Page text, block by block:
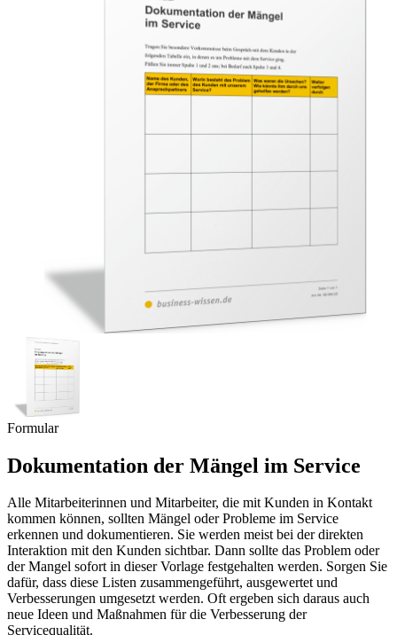
Formular
Dokumentation der Mängel im Service
Alle Mitarbeiterinnen und Mitarbeiter, die mit Kunden in Kontakt
kommen können, sollten Mängel oder Probleme im Service
erkennen und dokumentieren. Sie werden meist bei der direkten
Interaktion mit den Kunden sichtbar. Dann sollte das Problem oder
der Mangel sofort in dieser Vorlage festgehalten werden. Sorgen Sie
dafür, dass diese Listen zusammengeführt, ausgewertet und
Verbesserungen umgesetzt werden. Oft ergeben sich daraus auch
neue Ideen und Maßnahmen für die Verbesserung der
Servicequalität.